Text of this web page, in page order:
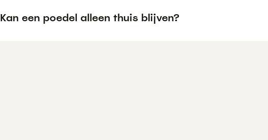
Kan een poedel alleen thuis blijven?